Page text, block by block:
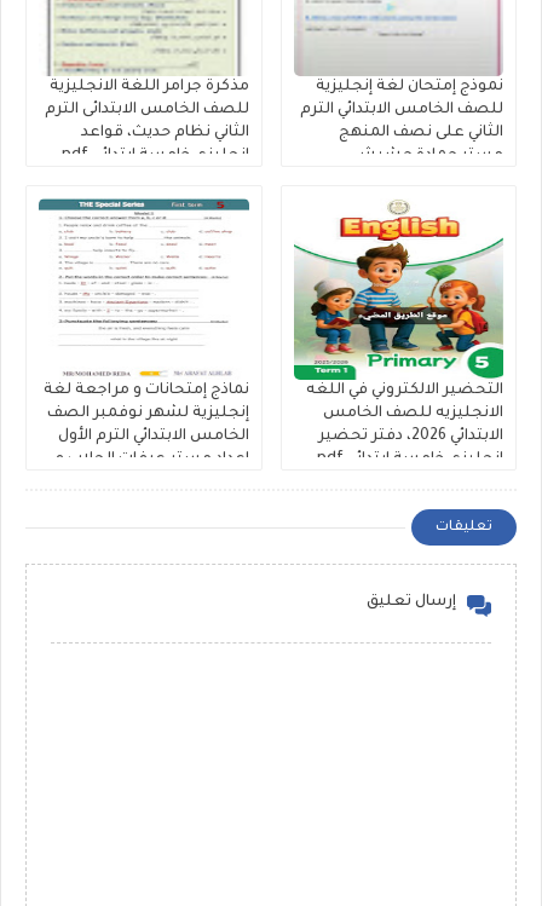
نموذج إمتحان لغة إنجليزية
للصف الخامس الابتدائي الترم
الثاني على نصف المنهج
مستر حمادة حشيش
مذكرة جرامر اللغة الانجليزية
للصف الخامس الابتدائى الترم
الثاني نظام حديث، قواعد
إنجليزي خامسة ابتدائى pdf
التحضير الالكتروني في اللغه
الانجليزيه للصف الخامس
الابتدائي 2026، دفتر تحضير
انجليزي خامسة ابتدائي pdf
نماذج إمتحانات و مراجعة لغة
إنجليزية لشهر نوفمبر الصف
الخامس الابتدائي الترم الأول
اعداد مستر عرفات الحلاب و
تعليقات
إرسال تعليق